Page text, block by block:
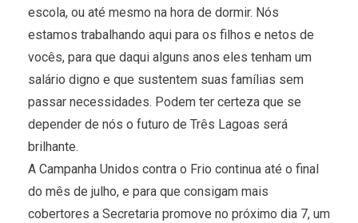
escola, ou até mesmo na hora de dormir. Nós
estamos trabalhando aqui para os filhos e netos de
vocês, para que daqui alguns anos eles tenham um
salário digno e que sustentem suas famílias sem
passar necessidades. Podem ter certeza que se
depender de nós o futuro de Três Lagoas será
brilhante.
A Campanha Unidos contra o Frio continua até o final
do mês de julho, e para que consigam mais
cobertores a Secretaria promove no próximo dia 7, um